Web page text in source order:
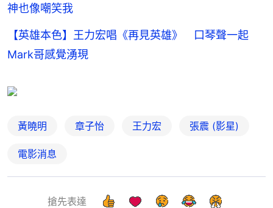
神也像嘲笑我
【英雄本色】王力宏唱《再見英雄》 口琴聲一起
Mark哥感覺湧現
黃曉明 章子怡 王力宏 張震 (影星)
電影消息
搶先表達